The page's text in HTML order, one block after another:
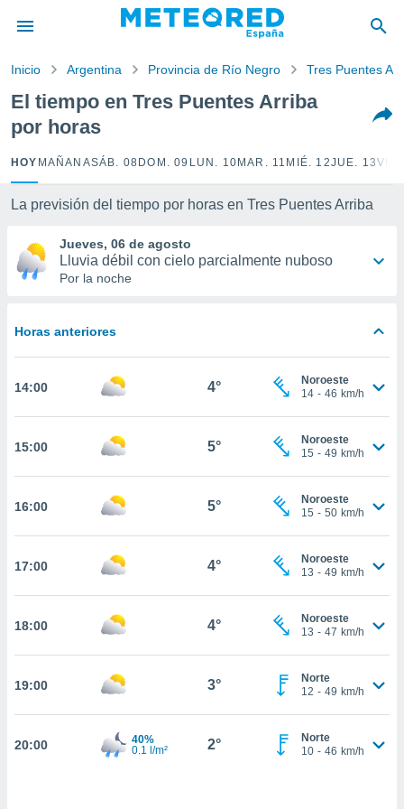
por
para
la
calidad.
a este
las
y
forma
basada
permite
coste.
botón
a la
todas
ya sean
nos
en
perfil
y
CONTINUAR
Inicio Argentina Provincia de Río Negro Tres Puentes
El tiempo en Tres Puentes Arriba
por horas
HOY MAÑANASÁB. 08 DOM. 09 LUN. 10 MAR. 11 MIÉ. 12JUE. 13VIE.
La previsión del tiempo por horas en Tres Puentes Arriba
Jueves, 06 de agosto
Lluvia débil con cielo parcialmente nuboso
Por la noche
Horas anteriores
14:00 4°
Noroeste
14 - 46 km/h
15:00 5°
Noroeste
15 - 49 km/h
16:00 5°
Noroeste
15 - 50 km/h
17:00 4°
Noroeste
13 - 49 km/h
18:00 4°
Noroeste
13 - 47 km/h
19:00 3°
Norte
12 - 49 km/h
20:00
40%
0.1 l/m²
2°
Norte
10 - 46 km/h